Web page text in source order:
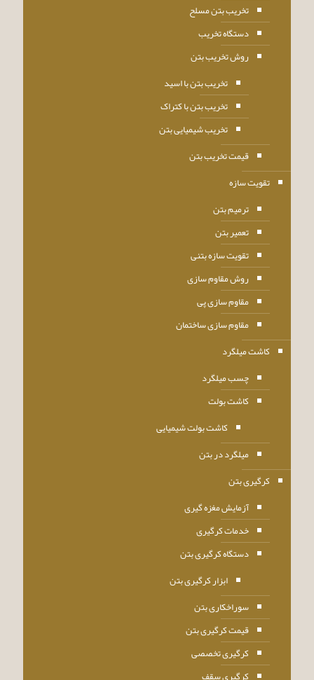
تخریب بتن مسلح
دستگاه تخریب
روش تخریب بتن
تخریب بتن با اسید
تخریب بتن با کتراک
تخریب شیمیایی بتن
قیمت تخریب بتن
تقویت سازه
ترمیم بتن
تعمیر بتن
تقویت سازه بتنی
روش مقاوم سازی
مقاوم سازی پی
مقاوم سازی ساختمان
کاشت میلگرد
چسب میلگرد
کاشت بولت
کاشت بولت شیمیایی
میلگرد در بتن
کرگیری بتن
آزمایش مغزه گیری
خدمات کرگیری
دستگاه کرگیری بتن
ابزار کرگیری بتن
سوراخکاری بتن
قیمت کرگیری بتن
کرگیری تخصصی
کرگیری سقف